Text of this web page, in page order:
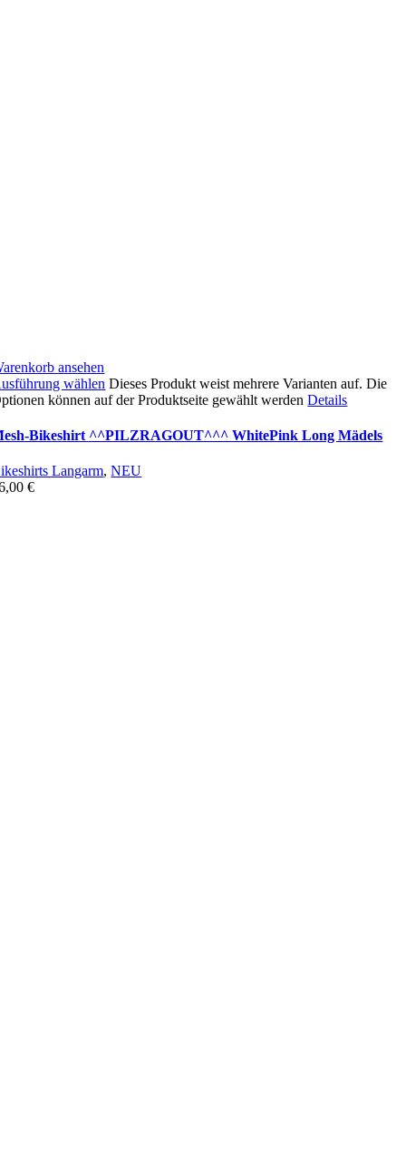
ansehen
wählen Dieses Produkt weist mehrere Varianten auf. Die
können auf der Produktseite gewählt werdenDetails
Bikeshirt ^^PILZRAGOUT^^^ WhitePink Long Mädels
Langarm,NEU
€